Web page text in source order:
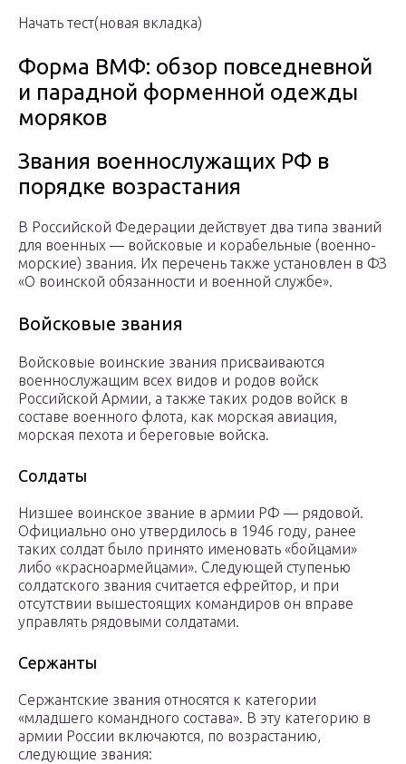
Начать тест(новая вкладка)
Форма ВМФ: обзор повседневной
и парадной форменной одежды
моряков
Звания военнослужащих РФ в
порядке возрастания
В Российской Федерации действует два типа званий
для военных — войсковые и корабельные (военно-
морские) звания. Их перечень также установлен в ФЗ
«О воинской обязанности и военной службе».
Войсковые звания
Войсковые воинские звания присваиваются
военнослужащим всех видов и родов войск
Российской Армии, а также таких родов войск в
составе военного флота, как морская авиация,
морская пехота и береговые войска.
Солдаты
Низшее воинское звание в армии РФ — рядовой.
Официально оно утвердилось в 1946 году, ранее
таких солдат было принято именовать «бойцами»
либо «красноармейцами». Следующей ступенью
солдатского звания считается ефрейтор, и при
отсутствии вышестоящих командиров он вправе
управлять рядовыми солдатами.
Сержанты
Сержантские звания относятся к категории
«младшего командного состава». В эту категорию в
армии России включаются, по возрастанию,
следующие звания: